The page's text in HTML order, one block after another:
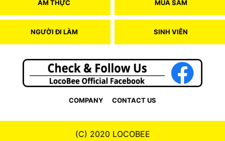
ẨM THỰC MUA SẮM
NGƯỜI ĐI LÀM SINH VIÊN
COMPANY CONTACT US
(C) 2020 LOCOBEE